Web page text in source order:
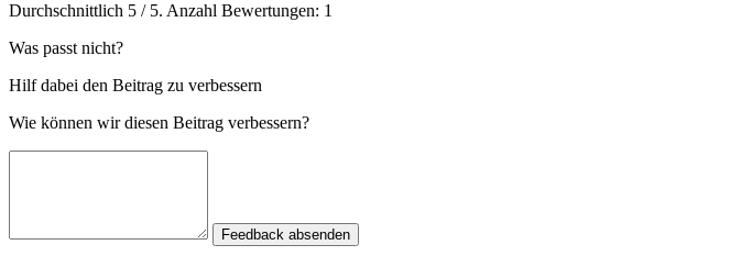
Durchschnittlich 5 / 5. Anzahl Bewertungen: 1
Was passt nicht?
Hilf dabei den Beitrag zu verbessern
Wie können wir diesen Beitrag verbessern?
Feedback absenden